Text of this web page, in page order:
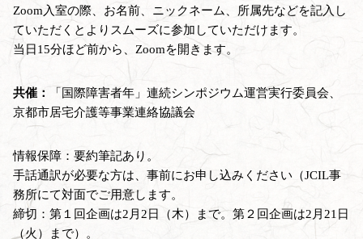
Zoom入室の際、お名前、ニックネーム、所属先などを記入し
ていただくとよりスムーズに参加していただけます。
当日15分ほど前から、Zoomを開きます。
共催：
「国際障害者年」連続シンポジウム運営実行委員会、
京都市居宅介護等事業連絡協議会
情報保障：要約筆記あり。
手話通訳が必要な方は、事前にお申し込みください（JCIL事
務所にて対面でご用意します。
締切：第１回企画は2月2日（木）まで。第２回企画は2月21日
（火）まで）。